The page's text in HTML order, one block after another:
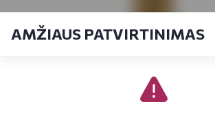
AMŽIAUS PATVIRTINIMAS